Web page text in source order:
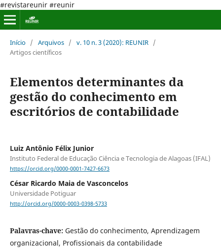
#revistareunir #reunir
Início / Arquivos / v. 10 n. 3 (2020): REUNIR /
Artigos científicos
Elementos determinantes da
gestão do conhecimento em
escritórios de contabilidade
Luiz Antônio Félix Junior
Instituto Federal de Educação Ciência e Tecnologia de Alagoas (IFAL)
https://orcid.org/0000-0001-7427-6673
César Ricardo Maia de Vasconcelos
Universidade Potiguar
http://orcid.org/0000-0003-0398-5733
Palavras-chave: Gestão do conhecimento, Aprendizagem
organizacional, Profissionais da contabilidade